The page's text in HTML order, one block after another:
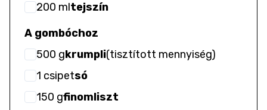
200 mltejszín
A gombóchoz
500 gkrumpli(tisztított mennyiség)
1 csipetsó
150 gfinomliszt